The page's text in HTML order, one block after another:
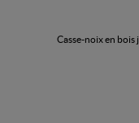
casse-noix en